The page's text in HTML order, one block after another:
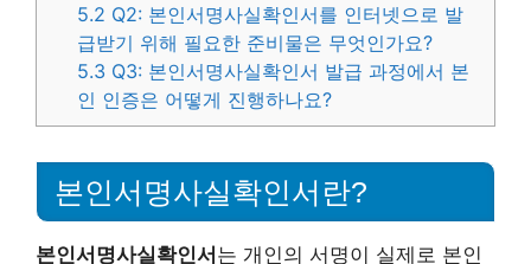
5.2 Q2: 본인서명사실확인서를 인터넷으로 발
급받기 위해 필요한 준비물은 무엇인가요?
5.3 Q3: 본인서명사실확인서 발급 과정에서 본
인 인증은 어떻게 진행하나요?
본인서명사실확인서란?
본인서명사실확인서는 개인의 서명이 실제로 본인